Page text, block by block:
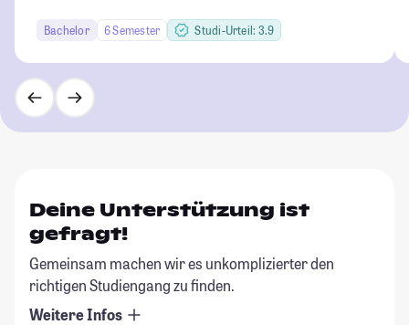
Bachelor 6 Semester Studi-Urteil: 3.9
Deine Unterstützung ist
gefragt!
Gemeinsam machen wir es unkomplizierter den
richtigen Studiengang zu finden.
Weitere Infos